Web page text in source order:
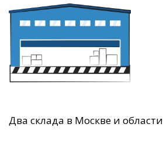
Два склада в Москве и области